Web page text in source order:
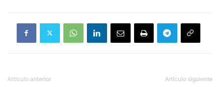
Artículo anterior Artículo siguiente